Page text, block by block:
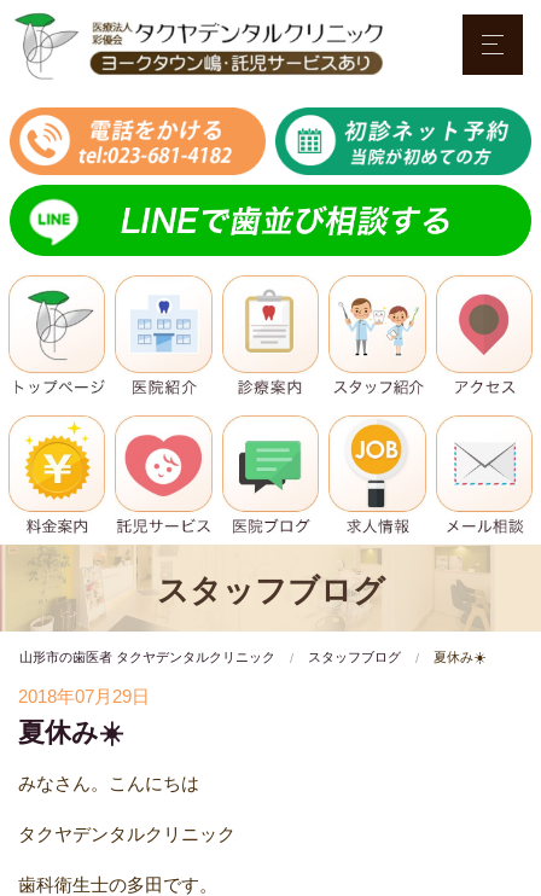
スタッフブログ
山形市の歯医者 タクヤデンタルクリニック スタッフブログ 夏休み☀️
2018年07月29日
夏休み☀️
みなさん。こんにちは
タクヤデンタルクリニック
歯科衛生士の多田です。